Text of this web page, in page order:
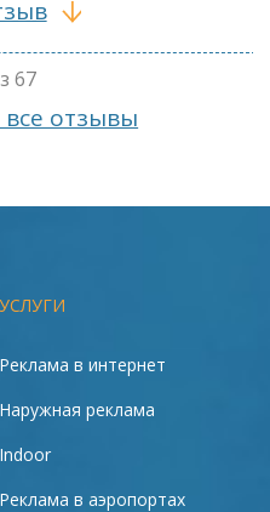
67
отзывы
УСЛУГИ
Реклама в интернет
Наружная реклама
Indoor
Реклама в аэропортах